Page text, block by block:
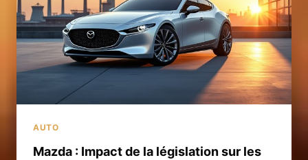
AUTO
Mazda : Impact de la législation sur les